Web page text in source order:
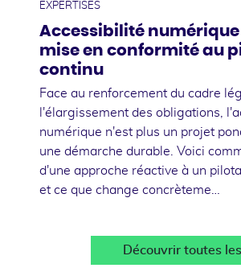
EXPERTISES
Accessibilité numérique
mise en conformité au
continu
Face au renforcement du cadre
l'élargissement des obligations,
numérique n'est plus un projet
une démarche durable. Voici
d'une approche réactive à un
et ce que change concrèteme…
Découvrir toutes